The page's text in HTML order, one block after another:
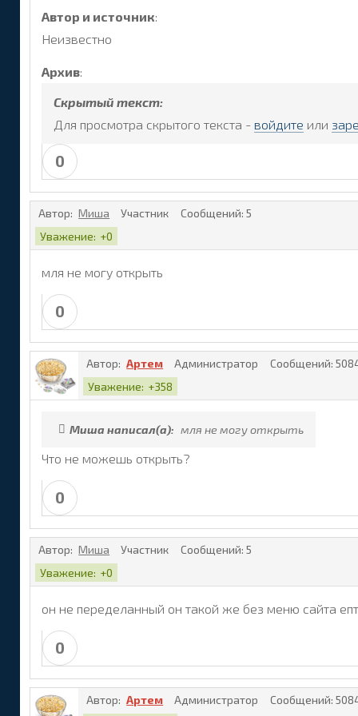
Автор и источник:
Неизвестно
Архив:
Скрытый текст:
Для просмотра скрытого текста - войдите или
0
Автор: Миша Участник Сообщений: 5
Уважение: +0
мля не могу открыть
0
Автор: Артем Администратор Сообщений:
Уважение: +358
Миша написал(а): мля не могу открыть
Что не можешь открыть?
0
Автор: Миша Участник Сообщений: 5
Уважение: +0
он не переделанный он такой же без меню сайта
0
Автор: Артем Администратор Сообщений: